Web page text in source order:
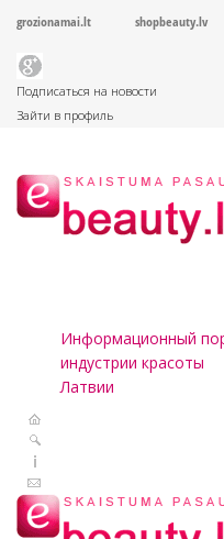
grozionamai.lt shopbeauty.lv
Подписаться на новости
Зайти в профиль
Информационный
индустрии красоты
Латвии